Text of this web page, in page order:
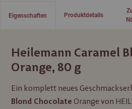
Eigenschaften
Heilemann Caramel
Orange, 80 g
Ein komplett neues
Blond Chocolate Orange von
Produktdetails